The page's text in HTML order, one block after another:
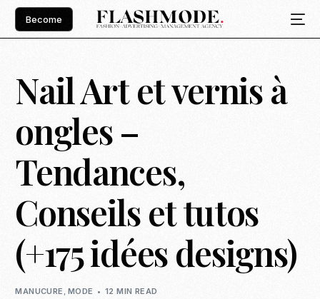
Become
Nail Art et vernis à
ongles –
Tendances,
Conseils et tutos
(+175 idées designs)
MANUCURE , MODE 12 MIN READ